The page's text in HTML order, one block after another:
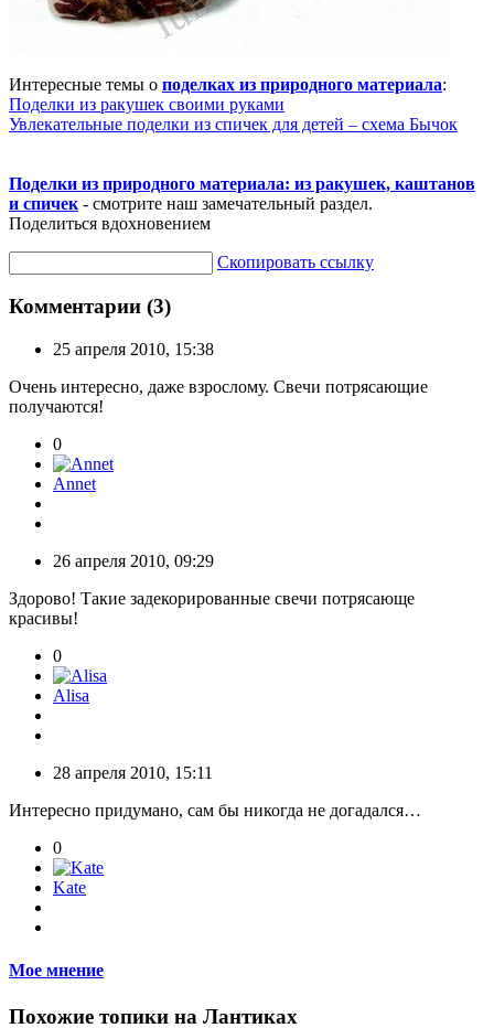
Интересные темы о поделках из природного материала:
Поделки из ракушек своими руками
Увлекательные поделки из спичек для детей – схема Бычок
Поделки из природного материала: из ракушек, каштанов
и спичек - смотрите наш замечательный раздел.
Поделиться вдохновением
Скопировать ссылку
Комментарии (3)
25 апреля 2010, 15:38
Очень интересно, даже взрослому. Свечи потрясающие
получаются!
0
Annet
26 апреля 2010, 09:29
Здорово! Такие задекорированные свечи потрясающе
красивы!
0
Alisa
28 апреля 2010, 15:11
Интересно придумано, сам бы никогда не догадался…
0
Kate
Мое мнение
Похожие топики на Лантиках